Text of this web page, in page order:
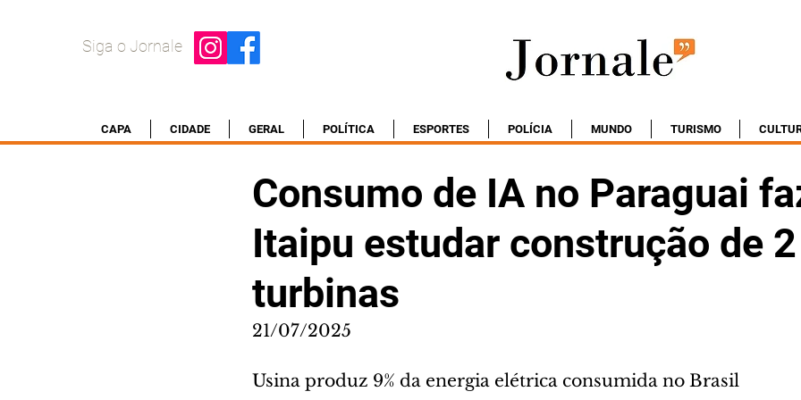
Siga o Jornale
CAPA CIDADE GERAL POLÍTICA ESPORTES POLÍCIA MUNDO TURISMO
Consumo de IA no Paraguai
Itaipu estudar construção de 2
turbinas
21/07/2025
Usina produz 9% da energia elétrica consumida no Brasil